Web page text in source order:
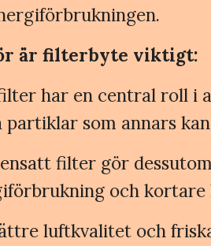
är filterbyte viktigt:
har en central roll i
partiklar som annars
filter gör
och
luftkvalitet och